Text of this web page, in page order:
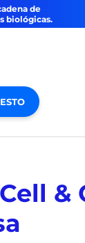
de
biológicas.
&